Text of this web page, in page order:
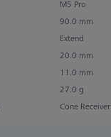
M5 Pro
90.0 mm
Extend
20.0 mm
11.0 mm
27.0 g
Cone Receiver